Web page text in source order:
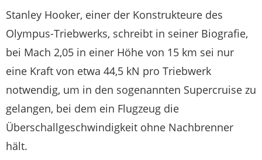
Stanley Hooker, einer der Konstrukteure des
Olympus-Triebwerks, schreibt in seiner Biografie,
bei Mach 2,05 in einer Höhe von 15 km sei nur
eine Kraft von etwa 44,5 kN pro Triebwerk
notwendig, um in den sogenannten Supercruise zu
gelangen, bei dem ein Flugzeug die
Überschallgeschwindigkeit ohne Nachbrenner
hält.